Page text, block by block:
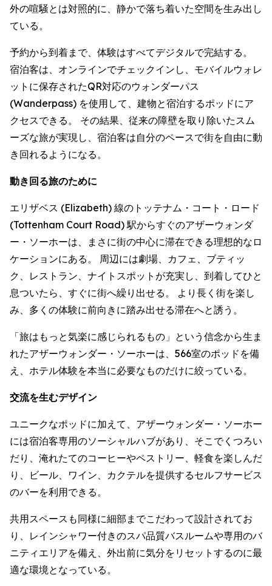
外の喧騒とは対照的に、静かで落ち着いた空間を生み出し
ている。
予約から到着まで、体験はすべてデジタルで完結する。
宿泊客は、オンラインでチェックインし、モバイルウォレ
ットに保存されたQR対応のウォンダーパス
(Wanderpass) を使用して、建物と宿泊するポッドにア
クセスできる。 その結果、従来の障壁を取り除いたスム
ーズな旅が実現し、宿泊客は自分のペースで街を自由に動
き回れるようになる。
動き回る旅のために
エリザベス (Elizabeth) 線のトッテナム・コート・ロード
(Tottenham Court Road) 駅からすぐのアザーウォンダ
ー・ソーホーは、まさに街の中心に滞在できる理想的なロ
ケーションにある。 周辺には劇場、カフェ、ブティッ
ク、レストラン、ナイトスポットが充実し、到着してひと
息ついたら、すぐに街へ繰り出せる。 より長く街を楽し
み、多くの体験に前向きに踏み出せる滞在へと誘う。
「旅はもっと気楽に感じられるもの」という信念から生ま
れたアザーウォンダー・ソーホーは、566室のポッドを備
え、ホテル体験を本当に必要なものだけに絞っている。
交流を生むデザイン
ユニークなポッドに加えて、アザーウォンダー・ソーホー
には宿泊客専用のソーシャルハブがあり、そこでくつろい
だり、淹れたてのコーヒーやペストリー、軽食を楽しんだ
り、ビール、ワイン、カクテルを提供するセルフサービス
のバーを利用できる。
共用スペースも同様に細部までこだわって設計されてお
り、レインシャワー付きのスパ品質バスルームや専用のバ
ニティエリアを備え、外出前に気分をリセットするのに最
適な環境となっている。